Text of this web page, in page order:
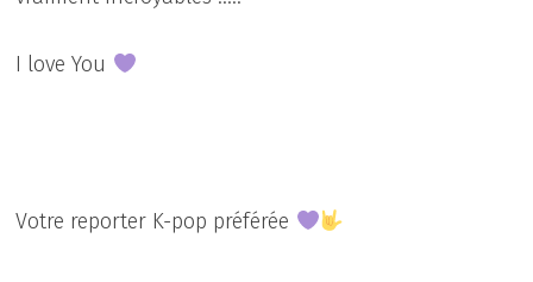
I love You
Votre reporter K-pop préférée